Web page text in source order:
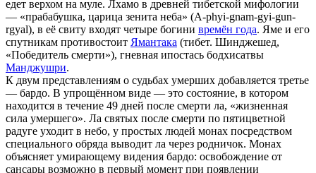
едет верхом на муле. Лхамо в древней тибетской мифологии
— «прабабушка, царица зенита неба» (A-phyi-gnam-gyi-gun-
rgyal), в её свиту входят четыре богини времён года. Яме и его
спутникам противостоит Ямантака (тибет. Шинджешед,
«Победитель смерти»), гневная ипостась бодхисатвы
Манджушри.
К двум представлениям о судьбах умерших добавляется третье
— бардо. В упрощённом виде — это состояние, в котором
находится в течение 49 дней после смерти ла, «жизненная
сила умершего». Ла святых после смерти по пятицветной
радуге уходит в небо, у простых людей монах посредством
специального обряда выводит ла через родничок. Монах
объясняет умирающему видения бардо: освобождение от
сансары возможно в первый момент при появлении